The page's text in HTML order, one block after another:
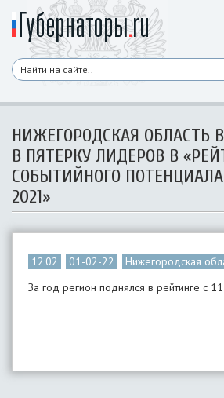
НИЖЕГОРОДСКАЯ ОБЛАСТЬ
В ПЯТЕРКУ ЛИДЕРОВ В
СОБЫТИЙНОГО
2021»
12:02 01-02-22
Нижегородская
За год регион поднялся в рейтинге с